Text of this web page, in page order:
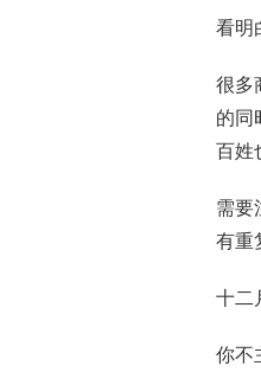
看明
很多
的同
百姓
需要
有重
十二
你不